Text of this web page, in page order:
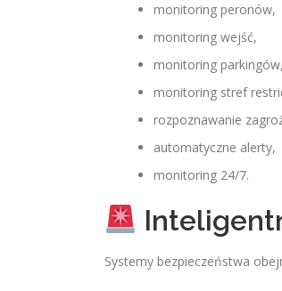
monitoring peronów,
monitoring wejść,
monitoring parkingów,
monitoring stref
rozpoznawanie
automatyczne alerty,
monitoring 24/7.
Systemy bezpieczeństwa